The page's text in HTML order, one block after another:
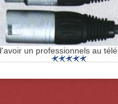
Electronique Commande Light
Blocs De Puissance
Chenillards Modulateurs
Consoles Éclairage DMX
un professionnels au